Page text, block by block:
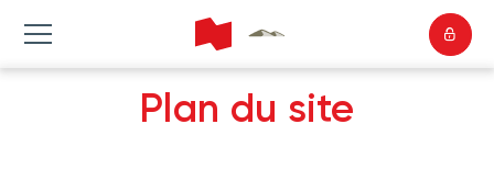
Plan du site